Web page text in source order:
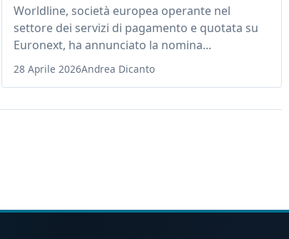
Worldline, società europea operante nel
settore dei servizi di pagamento e quotata su
Euronext, ha annunciato la nomina...
28 Aprile 2026Andrea Dicanto